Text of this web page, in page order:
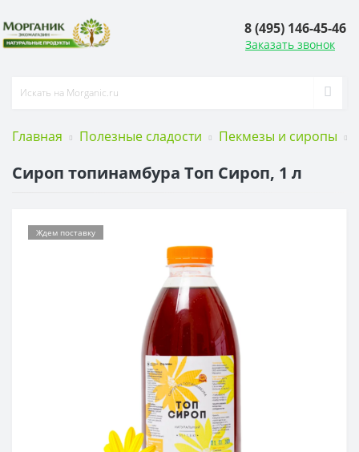
8 (495) 146-45-46
Заказать звонок
Главная Полезные сладости Пекмезы и сиропы
Сироп топинамбура Топ Сироп, 1 л
Ждем поставку